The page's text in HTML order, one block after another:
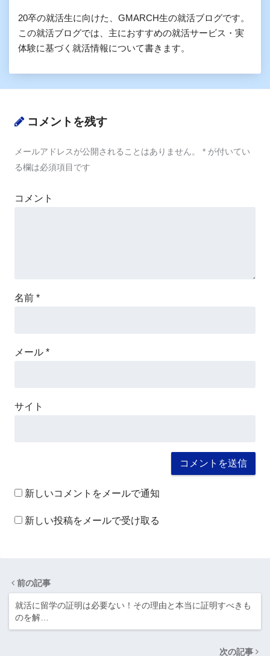
20卒の就活生に向けた、GMARCH生の就活ブログです。
この就活ブログでは、主におすすめの就活サービス・実
体験に基づく就活情報について書きます。
コメントを残す
メールアドレスが公開されることはありません。 * が付いてい
る欄は必須項目です
コメント
名前 *
メール *
サイト
新しいコメントをメールで通知
新しい投稿をメールで受け取る
前の記事
就活に留学の証明は必要ない！その理由と本当に証明すべきも
のを解…
次の記事